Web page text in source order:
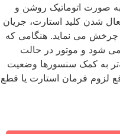
صورت اتوماتیک روشن و
شدن کلید استارت، جریان
چرخش می‌ نماید. هنگامی که
‌شود و موتور در حالت
به کمک سنسورها وضعیت
لزوم فرمان استارت یا قطع